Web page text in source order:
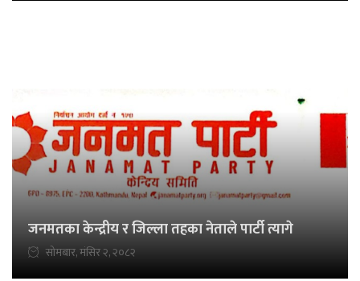
जनमतका केन्द्रीय र जिल्ला तहका नेताले पार्टी त्यागे
सोमबार, मंसिर २, २०८२